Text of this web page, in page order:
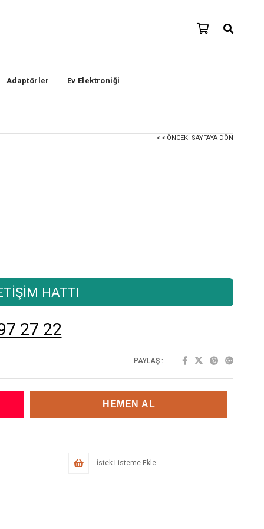
Adaptörler Ev Elektroniği
< < ÖNCEKI SAYFAYA DÖN
HATTI
27 22
PAYLAŞ :
İstek Listeme Ekle